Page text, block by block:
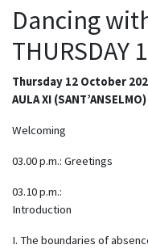
Dancing
THURSDAY
Thursday 12 October
AULA XI (SANT’ANSELMO)
Welcoming
03.00 p.m.: Greetings
03.10 p.m.:
Introduction
I. The boundaries of